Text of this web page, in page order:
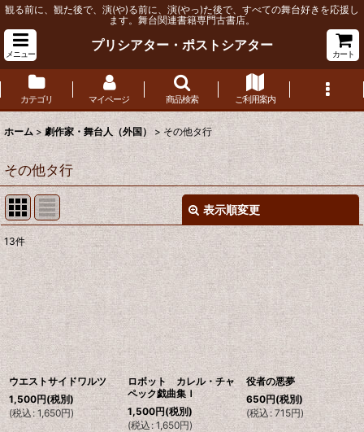
観る前に、観た後で、演(や)る前に、演(やっ)た後で、すべての舞台好きを応援し
ます。舞台関連書籍専門古書店。
メニュー
プリシアター・ポストシアター
カート
カテゴリ マイページ 商品検索 ご利用案内
ホーム > 劇作家・舞台人（外国） > その他タ行
その他タ行
表示順変更
表示数 :
並び順
絞り込む
13件
ウエストサイドワルツ
1,500円(税別)
(税込: 1,650円)
ロボット カレル・チャ
ペック戯曲集Ｉ
1,500円(税別)
(税込 : 1,650円)
役者の悪夢
650円(税別)
(税込 : 715円)